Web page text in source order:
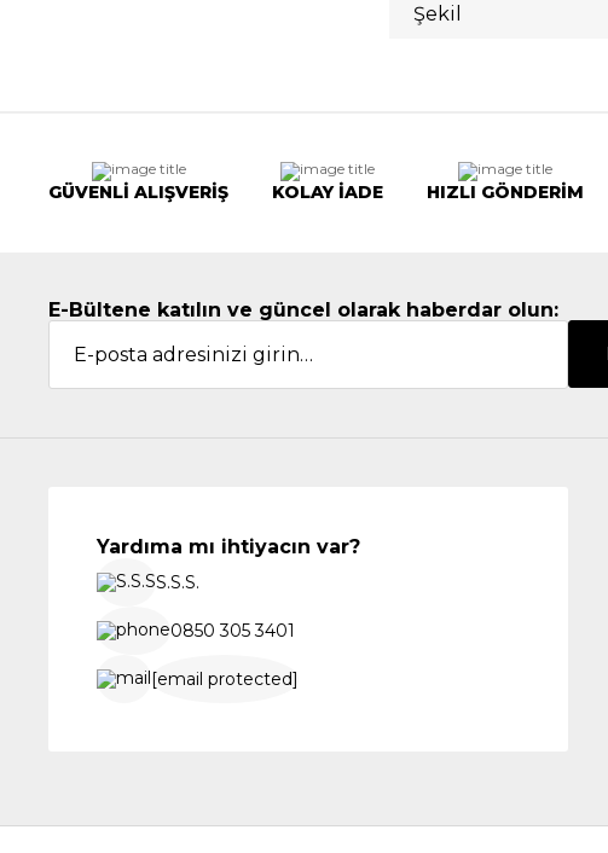
Şekil
GÜVENLİ ALIŞVERİŞ KOLAY İADE HIZLI GÖNDERİM
E-Bültene katılın ve güncel olarak haberdar olun:
Yardıma mı ihtiyacın var?
S.S.S.
0850 305 3401
[email protected]